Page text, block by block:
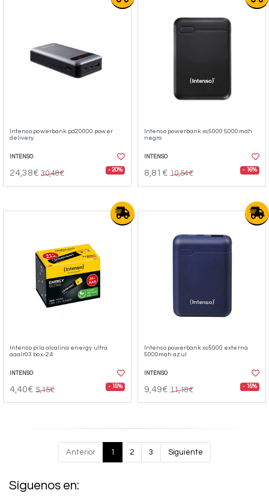
Intenso powerbank pd20000 power
delivery
INTENSO
24,38€ 30,48€ - 20%
Intenso powerbank xs5000 5000mah
negro
INTENSO
8,81€ 10,54€ - 16%
Intenso pila alcalina energy ultra
aaalr03 box-24
INTENSO
4,40€ 5,15€ - 15%
Intenso powerbank xs5000 externa
5000mah azul
INTENSO
9,49€ 11,18€ - 15%
Anterior 1 2 3 Siguiente
Síguenos en: